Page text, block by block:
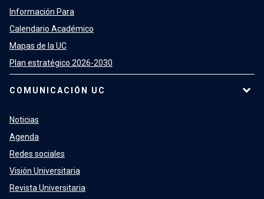
Información Para
Calendario Académico
Mapas de la UC
Plan estratégico 2026-2030
COMUNICACIÓN UC
Noticias
Agenda
Redes sociales
Visión Universitaria
Revista Universitaria